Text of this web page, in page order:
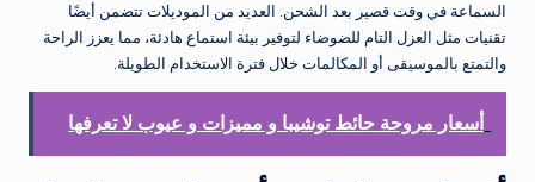
السماعة في وقت قصير بعد الشحن. العديد من الموديلات تتضمن أيضًا
تقنيات مثل العزل التام للضوضاء لتوفير بيئة استماع هادئة، مما يعزز الراحة
والتمتع بالموسيقى أو المكالمات خلال فترة الاستخدام الطويلة.
أسعار مروحة حائط توشيبا و مميزات و عيوب لا تعرفها